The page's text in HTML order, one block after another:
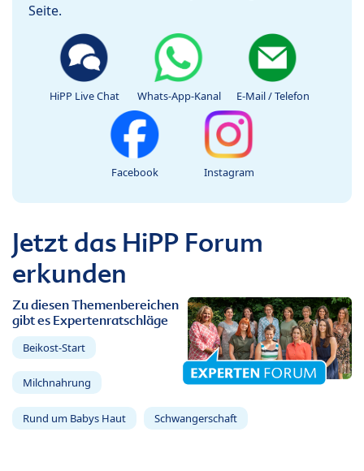
Seite.
HiPP Live Chat Whats-App-Kanal E-Mail / Telefon
Facebook Instagram
Jetzt das HiPP Forum
erkunden
Zu diesen Themenbereichen
gibt es Expertenratschläge
Beikost-Start
Milchnahrung
Rund um Babys Haut Schwangerschaft